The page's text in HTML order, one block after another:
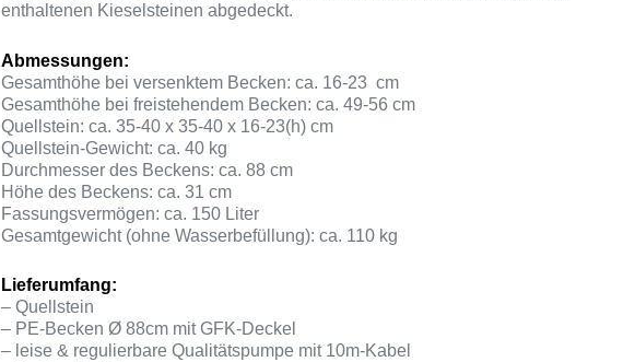
enthaltenen Kieselsteinen abgedeckt.
Abmessungen:
Gesamthöhe bei versenktem Becken: ca. 16-23 cm
Gesamthöhe bei freistehendem Becken: ca. 49-56 cm
Quellstein: ca. 35-40 x 35-40 x 16-23(h) cm
Quellstein-Gewicht: ca. 40 kg
Durchmesser des Beckens: ca. 88 cm
Höhe des Beckens: ca. 31 cm
Fassungsvermögen: ca. 150 Liter
Gesamtgewicht (ohne Wasserbefüllung): ca. 110 kg
Lieferumfang:
– Quellstein
– PE-Becken Ø 88cm mit GFK-Deckel
– leise & regulierbare Qualitätspumpe mit 10m-Kabel